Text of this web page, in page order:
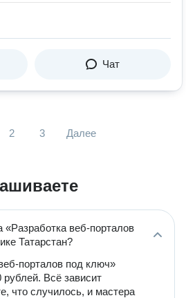
Чат
2 3 Далее
«Разработка веб-порталов
Татарстан?
порталов под ключ»
рублей. Всё зависит
что случилось, и мастера